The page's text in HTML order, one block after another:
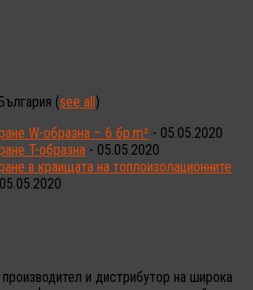
(see all)
W-образна – 6 бр.m² - 05.05.2020
T-образна - 05.05.2020
в краищата на топлоизолационните
и дистрибутор на широка